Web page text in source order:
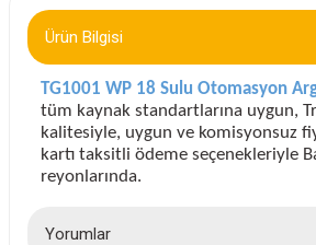
Ürün Bilgisi
TG1001 WP 18 Sulu Otomasyon
tüm kaynak standartlarına uygun,
kalitesiyle, uygun ve komisyonsuz
kartı taksitli ödeme seçenekleriyle
reyonlarında.
Yorumlar